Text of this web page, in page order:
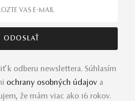
k odberu newslettera. Súhlasím
ochrany osobných údajov a
že mám viac ako 16 rokov.